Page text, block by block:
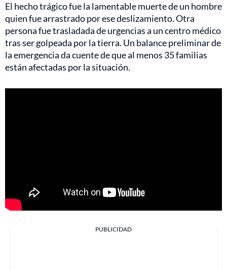
El hecho trágico fue la lamentable muerte de un hombre
quien fue arrastrado por ese deslizamiento. Otra
persona fue trasladada de urgencias a un centro médico
tras ser golpeada por la tierra. Un balance preliminar de
la emergencia da cuente de que al menos 35 familias
están afectadas por la situación.
PUBLICIDAD